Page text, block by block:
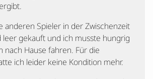
anderen Spieler in der Zwischenzeit
leer gekauft und ich musste hungrig
nach Hause fahren. Für die
ich leider keine Kondition mehr.